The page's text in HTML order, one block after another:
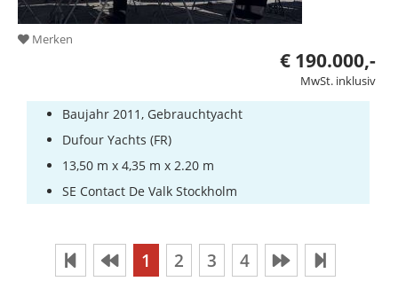
Merken
€ 190.000,-
MwSt. inklusiv
Baujahr 2011, Gebrauchtyacht
Dufour Yachts (FR)
13,50 m x 4,35 m x 2.20 m
SE Contact De Valk Stockholm
1 2 3 4